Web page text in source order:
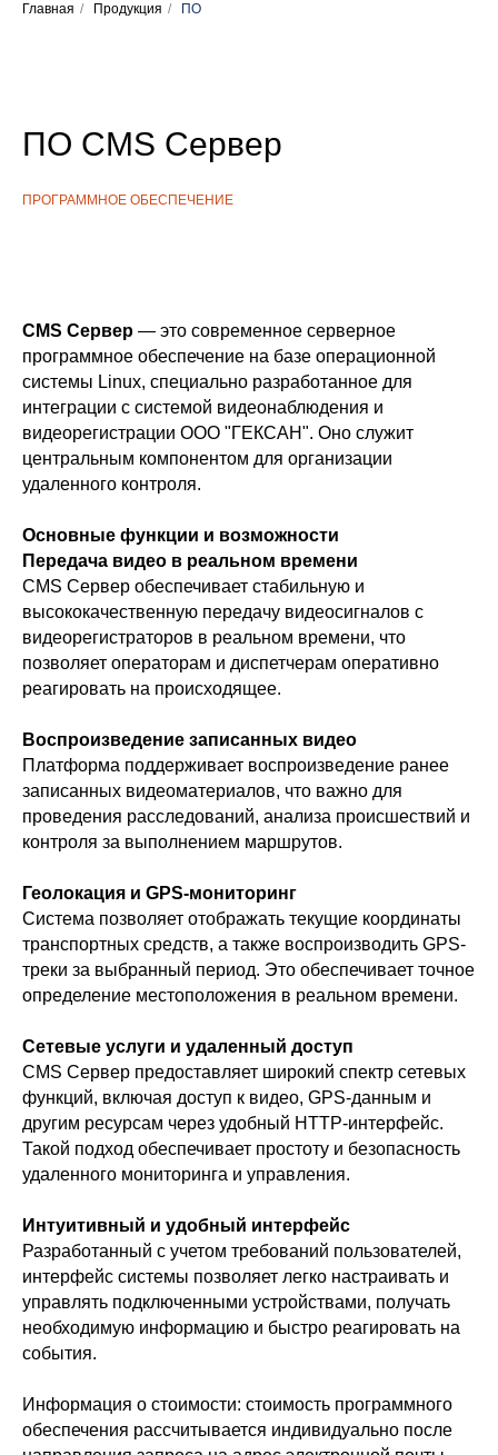
Главная / Продукция / ПО
ПО CMS Сервер
ПРОГРАММНОЕ ОБЕСПЕЧЕНИЕ
CMS Сервер — это современное серверное
программное обеспечение на базе операционной
системы Linux, специально разработанное для
интеграции с системой видеонаблюдения и
видеорегистрации ООО "ГЕКСАН". Оно служит
центральным компонентом для организации
удаленного контроля.
Основные функции и возможности
Передача видео в реальном времени
CMS Сервер обеспечивает стабильную и
высококачественную передачу видеосигналов с
видеорегистраторов в реальном времени, что
позволяет операторам и диспетчерам оперативно
реагировать на происходящее.
Воспроизведение записанных видео
Платформа поддерживает воспроизведение ранее
записанных видеоматериалов, что важно для
проведения расследований, анализа происшествий и
контроля за выполнением маршрутов.
Геолокация и GPS-мониторинг
Система позволяет отображать текущие координаты
транспортных средств, а также воспроизводить GPS-
треки за выбранный период. Это обеспечивает точное
определение местоположения в реальном времени.
Сетевые услуги и удаленный доступ
CMS Сервер предоставляет широкий спектр сетевых
функций, включая доступ к видео, GPS-данным и
другим ресурсам через удобный HTTP-интерфейс.
Такой подход обеспечивает простоту и безопасность
удаленного мониторинга и управления.
Интуитивный и удобный интерфейс
Разработанный с учетом требований пользователей,
интерфейс системы позволяет легко настраивать и
управлять подключенными устройствами, получать
необходимую информацию и быстро реагировать на
события.
Информация о стоимости: стоимость программного
обеспечения рассчитывается индивидуально после